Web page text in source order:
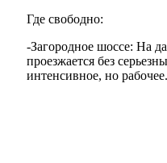
Где свободно:
-Загородное шоссе: На
проезжается без
интенсивное, но рабочее.